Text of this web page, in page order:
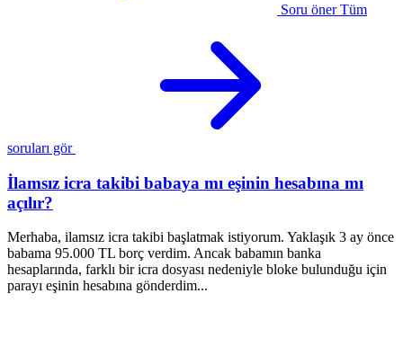
Soru öner Tüm
soruları gör
İlamsız icra takibi babaya mı eşinin hesabına mı
açılır?
Merhaba, ilamsız icra takibi başlatmak istiyorum. Yaklaşık 3 ay önce
babama 95.000 TL borç verdim. Ancak babamın banka
hesaplarında, farklı bir icra dosyası nedeniyle bloke bulunduğu için
parayı eşinin hesabına gönderdim...